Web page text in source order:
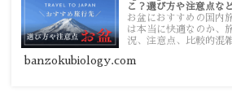
こ？選び方や注意点な
お盆におすすめの国内
は本当に快適なのか、
況、注意点、比較的混
す。
banzokubiology.com